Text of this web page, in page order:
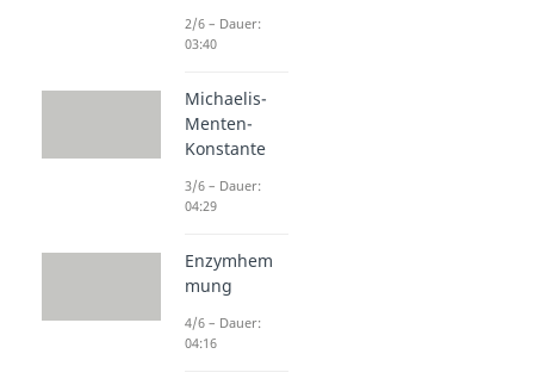
2/6 – Dauer:
03:40
Michaelis-
Menten-
Konstante
3/6 – Dauer:
04:29
Enzymhem
mung
4/6 – Dauer:
04:16